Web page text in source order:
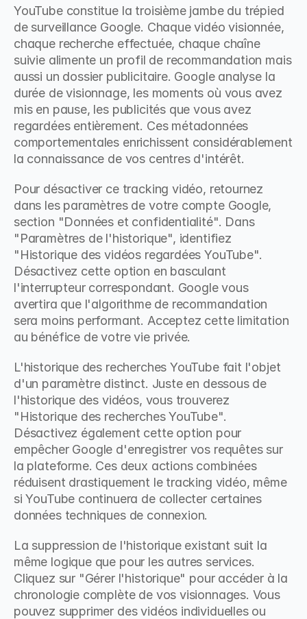
YouTube constitue la troisième jambe du trépied
de surveillance Google. Chaque vidéo visionnée,
chaque recherche effectuée, chaque chaîne
suivie alimente un profil de recommandation mais
aussi un dossier publicitaire. Google analyse la
durée de visionnage, les moments où vous avez
mis en pause, les publicités que vous avez
regardées entièrement. Ces métadonnées
comportementales enrichissent considérablement
la connaissance de vos centres d'intérêt.
Pour désactiver ce tracking vidéo, retournez
dans les paramètres de votre compte Google,
section "Données et confidentialité". Dans
"Paramètres de l'historique", identifiez
"Historique des vidéos regardées YouTube".
Désactivez cette option en basculant
l'interrupteur correspondant. Google vous
avertira que l'algorithme de recommandation
sera moins performant. Acceptez cette limitation
au bénéfice de votre vie privée.
L'historique des recherches YouTube fait l'objet
d'un paramètre distinct. Juste en dessous de
l'historique des vidéos, vous trouverez
"Historique des recherches YouTube".
Désactivez également cette option pour
empêcher Google d'enregistrer vos requêtes sur
la plateforme. Ces deux actions combinées
réduisent drastiquement le tracking vidéo, même
si YouTube continuera de collecter certaines
données techniques de connexion.
La suppression de l'historique existant suit la
même logique que pour les autres services.
Cliquez sur "Gérer l'historique" pour accéder à la
chronologie complète de vos visionnages. Vous
pouvez supprimer des vidéos individuelles ou